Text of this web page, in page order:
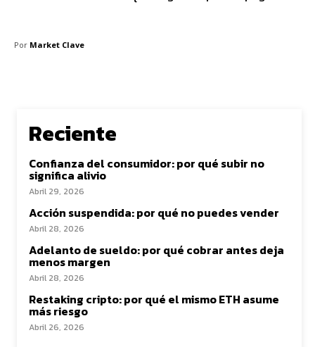
Por Market Clave
Reciente
Confianza del consumidor: por qué subir no
significa alivio
Abril 29, 2026
Acción suspendida: por qué no puedes vender
Abril 28, 2026
Adelanto de sueldo: por qué cobrar antes deja
menos margen
Abril 28, 2026
Restaking cripto: por qué el mismo ETH asume
más riesgo
Abril 26, 2026